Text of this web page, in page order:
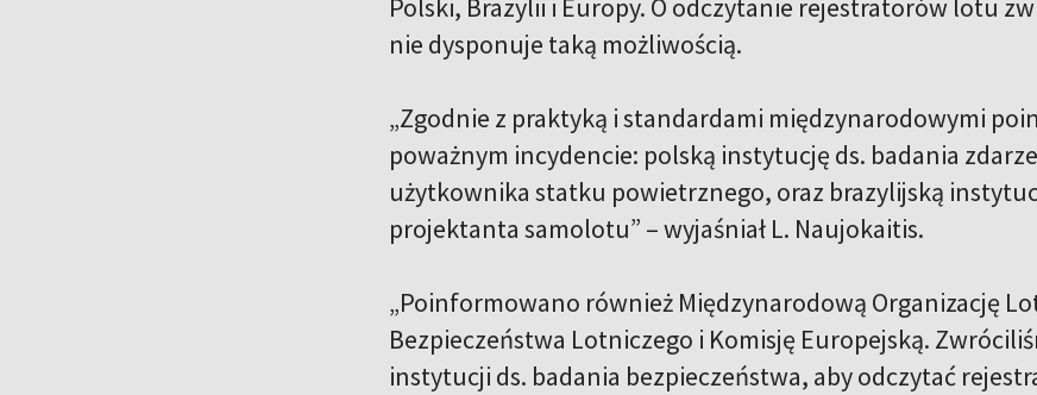
Polski, Brazylii i Europy. O odczytanie rejestratorów lotu
nie dysponuje taką możliwością.
„Zgodnie z praktyką i standardami międzynarodowymi
poważnym incydencie: polską instytucję ds. badania
użytkownika statku powietrznego, oraz brazylijską
projektanta samolotu” – wyjaśniał L. Naujokaitis.
„Poinformowano również Międzynarodową Organizację
Bezpieczeństwa Lotniczego i Komisję Europejską.
instytucji ds. badania bezpieczeństwa, aby odczytać